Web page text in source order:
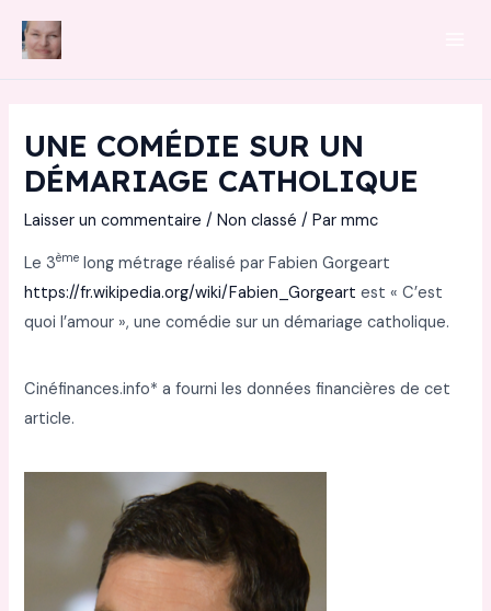
UNE COMÉDIE SUR UN
DÉMARIAGE CATHOLIQUE
Laisser un commentaire /Non classé / Parmmc
Le 3ème long métrage réalisé par Fabien Gorgeart
https://fr.wikipedia.org/wiki/Fabien_Gorgeart est « C’est
quoi l’amour », une comédie sur un démariage catholique.
Cinéfinances.info* a fourni les données financières de cet
article.